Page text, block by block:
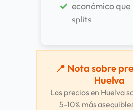
económico que
splits
📍 Nota sobre
Huelva
Los precios en Huelva
5-10% más